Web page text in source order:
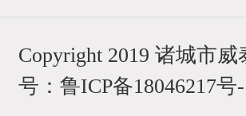
Copyright 2019 诸城市
号： 鲁ICP备18046217号-